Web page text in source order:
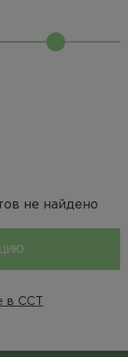
не найдено
в ССТ